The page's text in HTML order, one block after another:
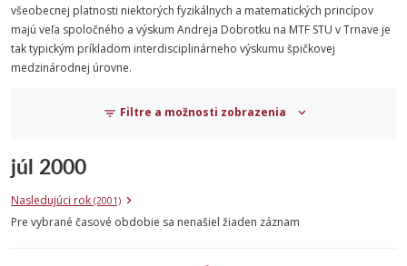
všeobecnej platnosti niektorých fyzikálnych a matematických princípov
majú veľa spoločného a výskum Andreja Dobrotku na MTF STU v Trnave je
tak typickým príkladom interdisciplinárneho výskumu špičkovej
medzinárodnej úrovne.
Filtre a možnosti zobrazenia
júl 2000
Nasledujúci rok (2001)
Pre vybrané časové obdobie sa nenašiel žiaden záznam